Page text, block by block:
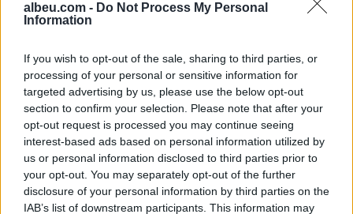
albeu.com - Do Not Process My Personal
Information
If you wish to opt-out of the sale, sharing to third parties, or
processing of your personal or sensitive information for
targeted advertising by us, please use the below opt-out
section to confirm your selection. Please note that after your
opt-out request is processed you may continue seeing
interest-based ads based on personal information utilized by
us or personal information disclosed to third parties prior to
your opt-out. You may separately opt-out of the further
disclosure of your personal information by third parties on the
IAB’s list of downstream participants. This information may
ndërhyrjes së Bordit
Sot do të ndryshohen
çmimet e karburanteve në
Maqedoninë e Veriut
16:42 / 01/06/2022
Ndryshon çmimi i
karburanteve, kush rritet
e kush ulet
schedule 09:14 / 15/05/2022